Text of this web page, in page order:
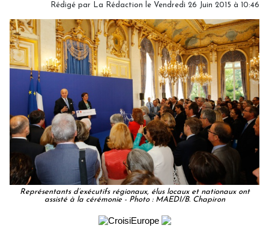
Rédigé par La Rédaction le Vendredi 26 Juin 2015 à 10:46
Représentants d’exécutifs régionaux, élus locaux et nationaux ont
assisté à la cérémonie - Photo : MAEDI/B. Chapiron